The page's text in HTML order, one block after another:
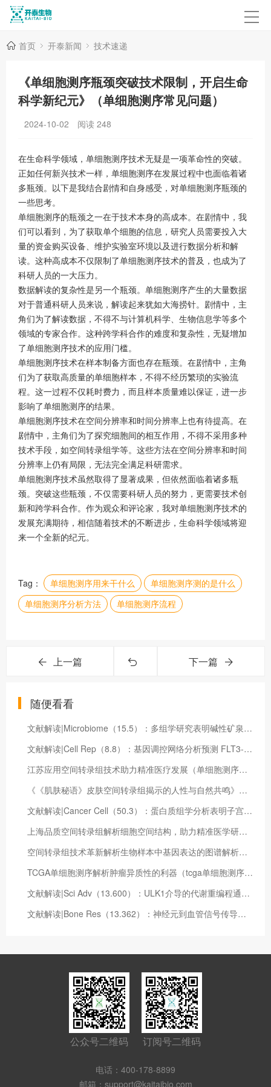
首页 开泰新闻 技术速递
《单细胞测序瓶颈突破技术限制，开启生命
科学新纪元》（单细胞测序常见问题）
2024-10-02 阅读 248
在生命科学领域，单细胞测序技术无疑是一项革命性的突破。
正如任何新兴技术一样，单细胞测序在发展过程中也面临着诸
多瓶颈。以下是我结合剧情和自身感受，对单细胞测序瓶颈的
一些思考。
单细胞测序的瓶颈之一在于技术本身的高成本。在剧情中，我
们可以看到，为了获取单个细胞的信息，研究人员需要投入大
量的资金购买设备、维护实验室环境以及进行数据分析和解
读。这种高成本不仅限制了单细胞测序技术的普及，也成为了
科研人员的一大压力。
数据解读的复杂性是另一个瓶颈。单细胞测序产生的大量数据
对于普通科研人员来说，解读起来犹如大海捞针。剧情中，主
角们为了解读数据，不得不与计算机科学、生物信息学等多个
领域的专家合作。这种跨学科合作的难度和复杂性，无疑增加
了单细胞测序技术的应用门槛。
单细胞测序技术在样本制备方面也存在瓶颈。在剧情中，主角
们为了获取高质量的单细胞样本，不得不经历繁琐的实验流
程。这一过程不仅耗时费力，而且样本质量难以保证，进一步
影响了单细胞测序的结果。
单细胞测序技术在空间分辨率和时间分辨率上也有待提高。在
剧情中，主角们为了探究细胞间的相互作用，不得不采用多种
技术手段，如空间转录组学等。这些方法在空间分辨率和时间
分辨率上仍有局限，无法完全满足科研需求。
单细胞测序技术虽然取得了显著成果，但依然面临着诸多瓶
颈。突破这些瓶颈，不仅需要科研人员的努力，更需要技术创
新和跨学科合作。作为观众和评论家，我对单细胞测序技术的
发展充满期待，相信随着技术的不断进步，生命科学领域将迎
来一个全新的纪元。
Tag： 单细胞测序用来干什么
单细胞测序测的是什么
单细胞测序分析方法
单细胞测序流程
上一篇 下一篇
随便看看
文献解读|Microbiome（15.5）：多组学研究表明碱性矿泉水可改善运输小牛的呼吸健康和生长性能
文献解读|Cell Rep（8.8）：基因调控网络分析预测 FLT3-ITD+ AML 生长所需的协作转录因子调节子
江苏应用空间转录组技术助力精准医疗发展（单细胞测序技术服务）
《《肌肤秘语》皮肤空间转录组揭示的人性与自然共鸣》（皮肤空间阈值）
文献解读|Cancer Cell（50.3）：蛋白质组学分析表明子宫内膜癌的药物途径
上海品质空间转录组解析细胞空间结构，助力精准医学研究（空间转录组分析流程）
空间转录组技术革新解析生物样本中基因表达的图谱解析（空间转录组分析流程）
TCGA单细胞测序解析肿瘤异质性的利器（tcga单细胞测序数据）
文献解读|Sci Adv（13.600）：ULK1介导的代谢重编程通过乳酸化修饰调节Vps34脂质激酶活性
文献解读|Bone Res（13.362）：神经元到血管信号传导是软组织创伤后异常干细胞定型的必要特征
公众号二维码 订阅号二维码
电话：400-178-8899
邮箱：support@kaitaibio.com